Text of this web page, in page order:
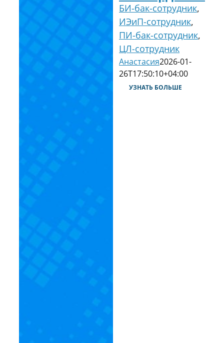
БИ-бак-сотрудник,
ИЭиП-сотрудник,
ПИ-бак-сотрудник,
ЦЛ-сотрудник
Анастасия2026-01-
26T17:50:10+04:00
УЗНАТЬ БОЛЬШЕ